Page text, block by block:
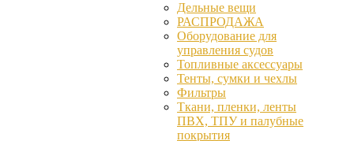
Дельные вещи
РАСПРОДАЖА
Оборудование для
управления судов
Топливные аксессуары
Тенты, сумки и чехлы
Фильтры
Ткани, пленки, ленты
ПВХ, ТПУ и палубные
покрытия